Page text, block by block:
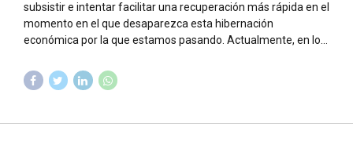
subsistir e intentar facilitar una recuperación más rápida en el
momento en el que desaparezca esta hibernación
económica por la que estamos pasando. Actualmente, en lo...